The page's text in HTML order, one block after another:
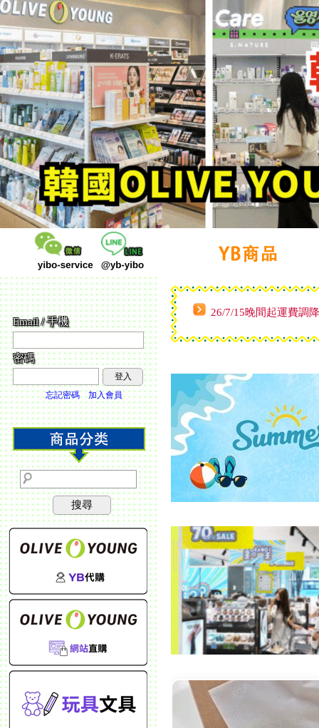
Email / 手機
密碼
登入
忘記密碼
加入會員
搜尋
26/7/15晚間起運費調